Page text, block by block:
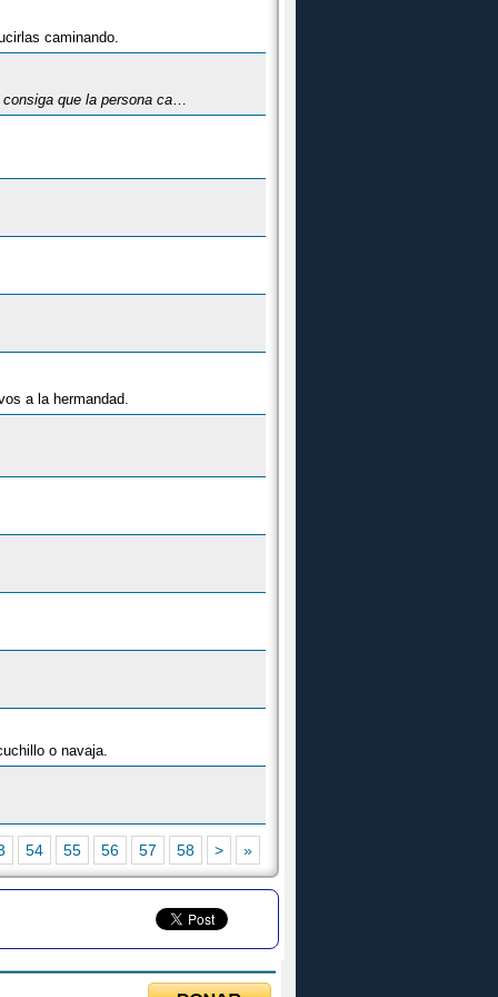
caminando.
la persona cambie de idea
a la hermandad.
o navaja.
54 55 56 57 58 > »